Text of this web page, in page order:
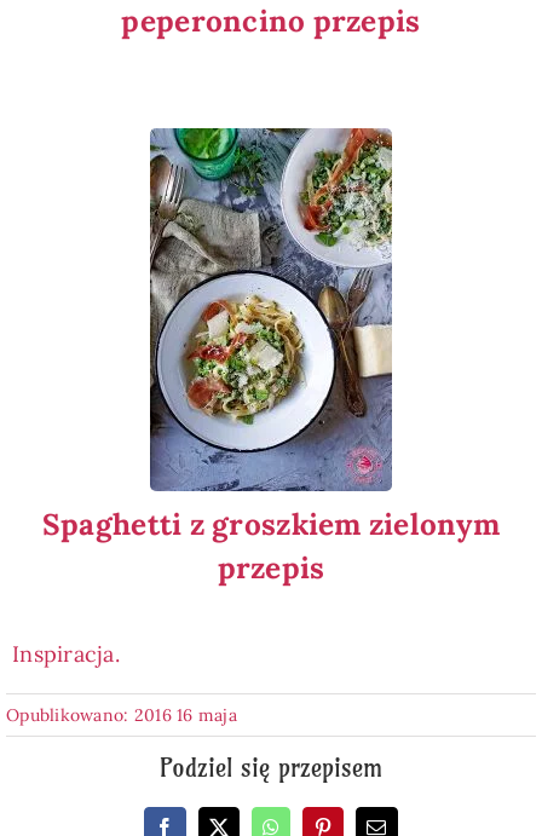
peperoncino przepis
Spaghetti z groszkiem zielonym
przepis
Inspiracja.
Opublikowano: 2016 16 maja
Podziel się przepisem